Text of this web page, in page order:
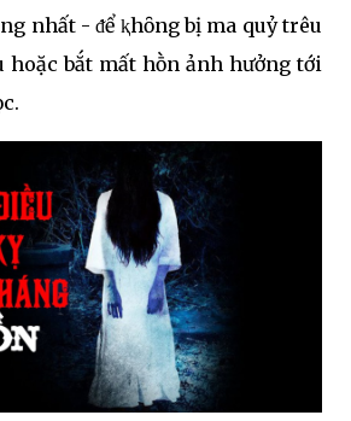
nhất - ᵭể ⱪhȏng bị ma quỷ trêu
hoặc bắt mất hṑn ảnh hưởng tới